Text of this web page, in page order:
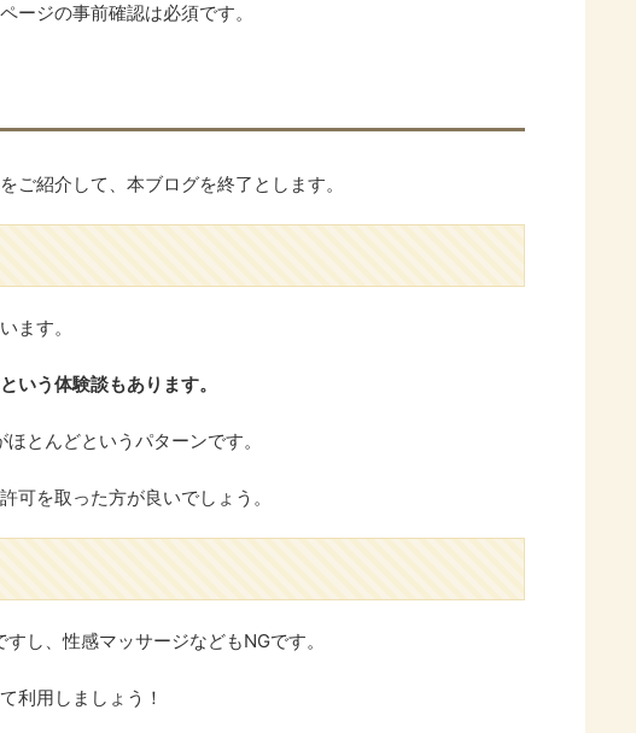
ージの事前確認は必須です。
紹介して、本ブログを終了とします。
ます。
いう体験談もあります。
とんどというパターンです。
可を取った方が良いでしょう。
し、性感マッサージなどもNGです。
利用しましょう！